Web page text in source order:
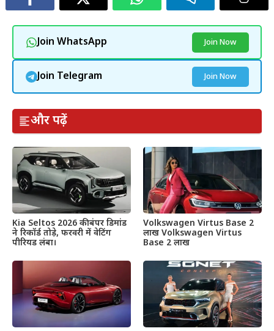
Join WhatsApp Join Now
Join Telegram Join Now
और पढ़ें
Kia Seltos 2026 की बंपर डिमांड
ने रिकॉर्ड तोड़े, फरवरी में वेटिंग
पीरियड लंबा।
Volkswagen Virtus Base 2
लाख Volkswagen Virtus
Base 2 लाख